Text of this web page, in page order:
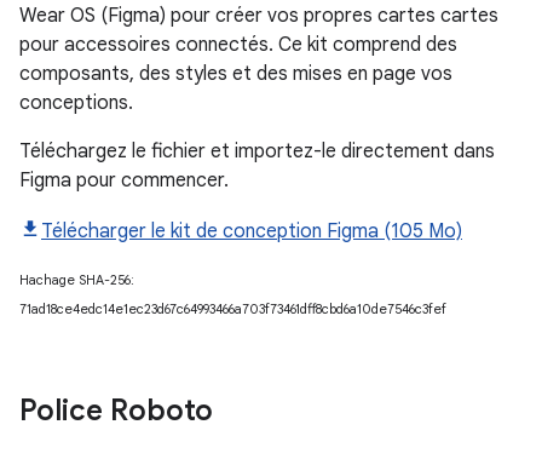
Wear OS (Figma) pour créer vos propres cartes cartes
pour accessoires connectés. Ce kit comprend des
composants, des styles et des mises en page vos
conceptions.
Téléchargez le fichier et importez-le directement dans
Figma pour commencer.
Télécharger le kit de conception Figma (105 Mo)
Hachage SHA-256:
71ad18ce4edc14e1ec23d67c64993466a703f73461dff8cbd6a10de7546c3fef
Police Roboto